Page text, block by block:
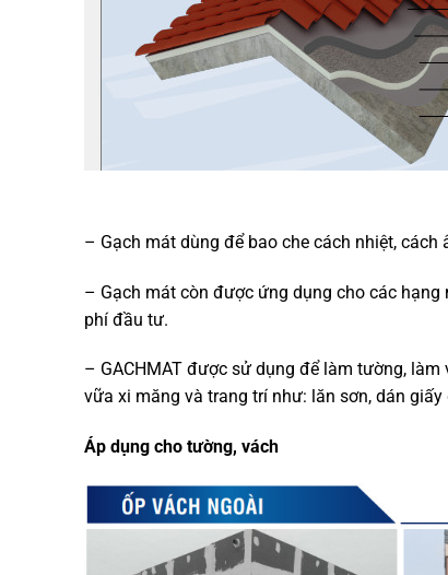
– Gạch mát dùng để bao che cách nhiệt,
– Gạch mát còn được ứng dụng cho các
phí đầu tư.
– GACHMAT được sử dụng để làm tường,
vữa xi măng và trang trí như: lăn sơn, dán
Áp dụng cho tường, vách